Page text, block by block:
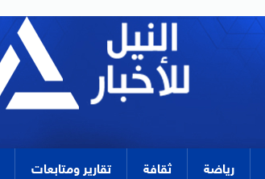
رياضة ثقافة تقارير ومتابعات